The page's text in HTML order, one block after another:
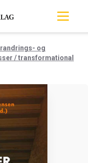
og
/ transformational